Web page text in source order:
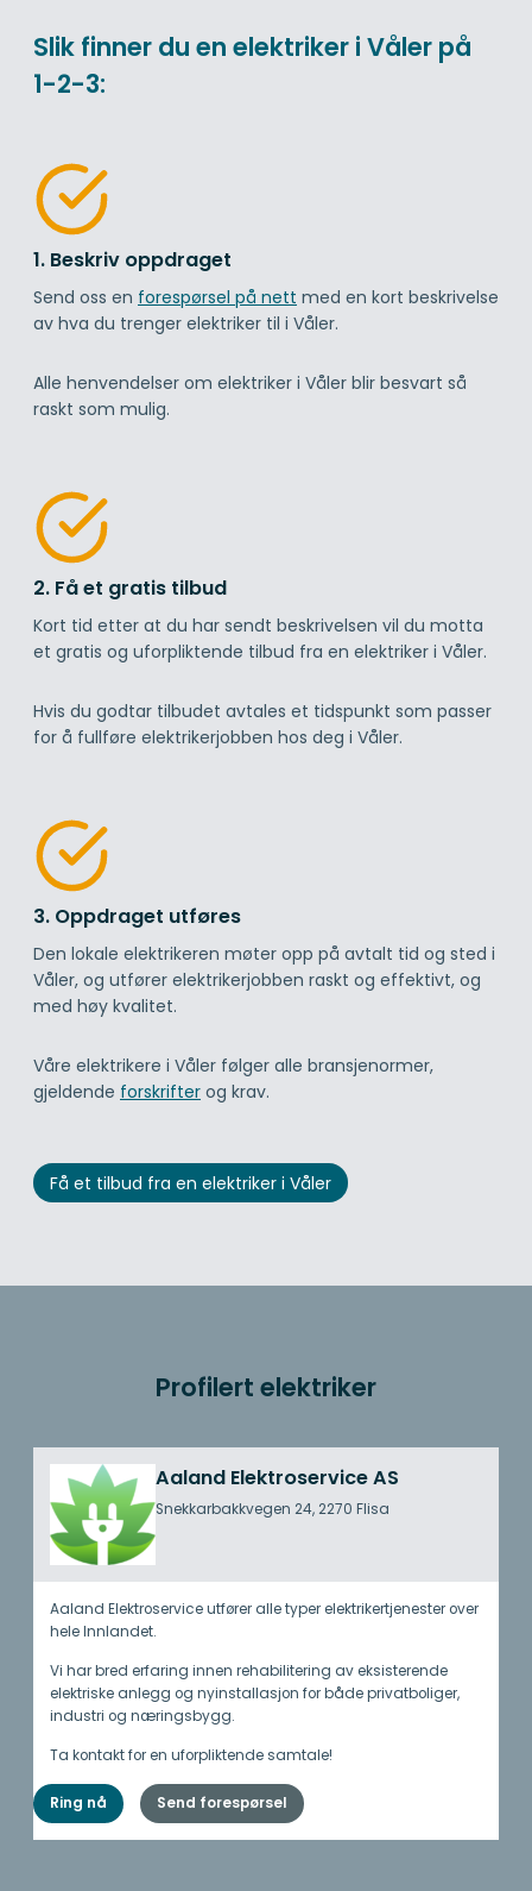
Slik finner du en elektriker i Våler på
1-2-3:
1. Beskriv oppdraget
Send oss en forespørsel på nett med en kort beskrivelse
av hva du trenger elektriker til i Våler.
Alle henvendelser om elektriker i Våler blir besvart så
raskt som mulig.
2. Få et gratis tilbud
Kort tid etter at du har sendt beskrivelsen vil du motta
et gratis og uforpliktende tilbud fra en elektriker i Våler.
Hvis du godtar tilbudet avtales et tidspunkt som passer
for å fullføre elektrikerjobben hos deg i Våler.
3. Oppdraget utføres
Den lokale elektrikeren møter opp på avtalt tid og sted i
Våler, og utfører elektrikerjobben raskt og effektivt, og
med høy kvalitet.
Våre elektrikere i Våler følger alle bransjenormer,
gjeldende forskrifter og krav.
Få et tilbud fra en elektriker i Våler
Profilert elektriker
Aaland Elektroservice AS
Snekkarbakkvegen 24, 2270 Flisa
Aaland Elektroservice utfører alle typer elektrikertjenester over
hele Innlandet.
Vi har bred erfaring innen rehabilitering av eksisterende
elektriske anlegg og nyinstallasjon for både privatboliger,
industri og næringsbygg.
Ta kontakt for en uforpliktende samtale!
Ring nå Send forespørsel